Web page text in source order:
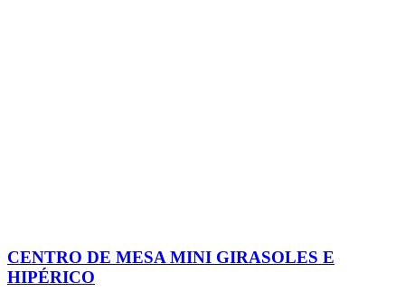
CENTRO DE MESA MINI GIRASOLES E
HIPÉRICO